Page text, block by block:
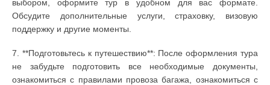
выбором, оформите тур в удобном для вас формате.
Обсудите дополнительные услуги, страховку, визовую
поддержку и другие моменты.
7. **Подготовьтесь к путешествию**: После оформления тура
не забудьте подготовить все необходимые документы,
ознакомиться с правилами провоза багажа, ознакомиться с